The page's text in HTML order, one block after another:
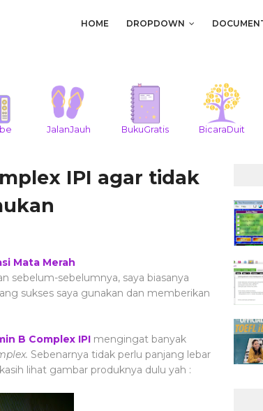
HOME DROPDOWN
JalanJauh BukuGratis BicaraDuit
IPI agar tidak
Mata Merah
sebelum-sebelumnya, saya biasanya
sukses saya gunakan dan memberikan
B Complex IPI mengingat banyak
Sebenarnya tidak perlu panjang lebar
lihat gambar produknya dulu yah :